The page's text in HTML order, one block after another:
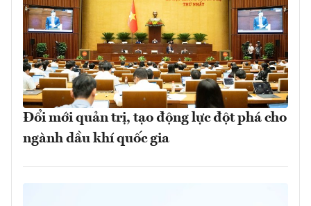
Đổi mới quản trị, tạo động lực đột phá cho
ngành dầu khí quốc gia